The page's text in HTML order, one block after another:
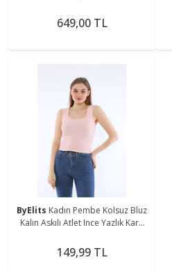
649,00 TL
ByElits Kadın Pembe Kolsuz Bluz
Kalın Askılı Atlet Ince Yazlık Kare
149,99 TL